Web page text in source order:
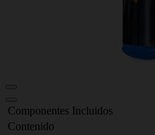
Componentes Incluidos
Contenido